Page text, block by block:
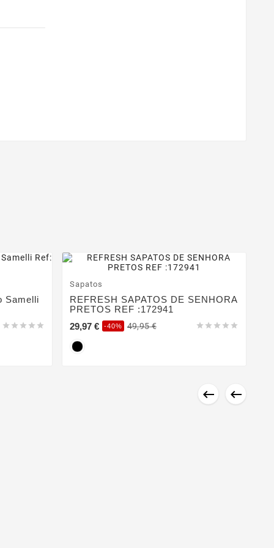
 
Samelli
    
Sapatos
REFRESH SAPATOS DE SENHORA
PRETOS REF :172941
    
29,97 € -40% 49,95 €